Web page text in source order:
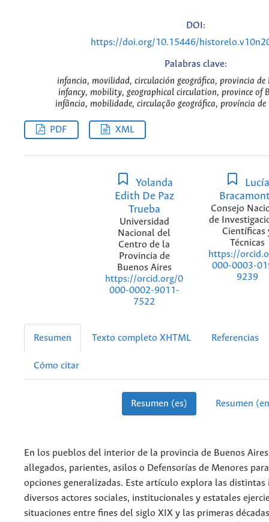
DOI:
https://doi.org/10.15446/
Palabras clave:
infancia, movilidad, circulación geográfica, provincia de
infancy, mobility, geographical circulation, province of
infância, mobilidade, circulação geográfica, província
PDF XML
Yolanda
Edith De Paz
Trueba
Universidad
Nacional del
Centro de la
Provincia de
Buenos Aires
https://orcid.org/0
000-0002-9011-
7522
Lucía
Consejo
de
Científicas
Técnicas
https://
000-0003-
9239
Resumen Texto completo XHTML Referencias
Cómo citar
Resumen (es) Resumen
En los pueblos del interior de la provincia de Buenos
allegados, parientes, asilos o Defensorías de Menores
opciones generalizadas. Este artículo explora las distintas
diversos actores sociales, institucionales y estatales
situaciones entre fines del siglo XIX y las primeras